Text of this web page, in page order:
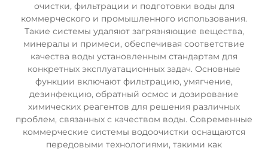
очистки, фильтрации и подготовки воды для
коммерческого и промышленного использования.
Такие системы удаляют загрязняющие вещества,
минералы и примеси, обеспечивая соответствие
качества воды установленным стандартам для
конкретных эксплуатационных задач. Основные
функции включают фильтрацию, умягчение,
дезинфекцию, обратный осмос и дозирование
химических реагентов для решения различных
проблем, связанных с качеством воды. Современные
коммерческие системы водоочистки оснащаются
передовыми технологиями, такими как